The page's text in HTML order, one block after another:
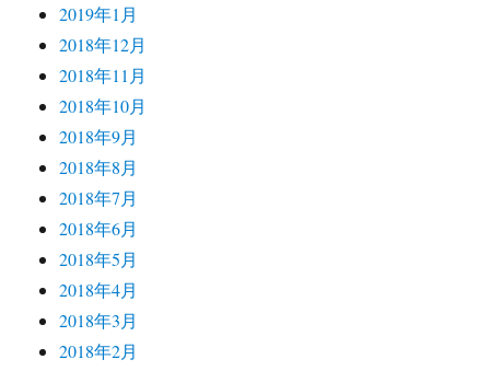
2019年1月
2018年12月
2018年11月
2018年10月
2018年9月
2018年8月
2018年7月
2018年6月
2018年5月
2018年4月
2018年3月
2018年2月